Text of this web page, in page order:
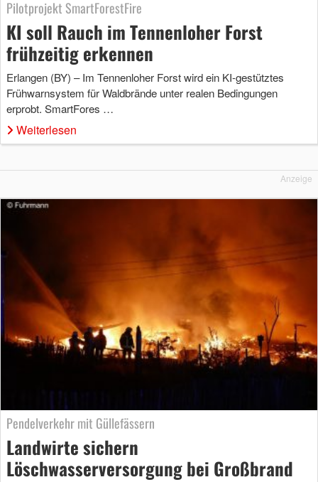
Pilotprojekt SmartForestFire
KI soll Rauch im Tennenloher Forst
frühzeitig erkennen
Erlangen (BY) – Im Tennenloher Forst wird ein KI-gestütztes
Frühwarnsystem für Waldbrände unter realen Bedingungen
erprobt. SmartFores …
Weiterlesen
Anzeige
Pendelverkehr mit Güllefässern
Landwirte sichern
Löschwasserversorgung bei Großbrand